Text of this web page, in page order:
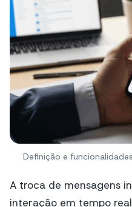
Definição e
A troca de mensagens
interação em tempo